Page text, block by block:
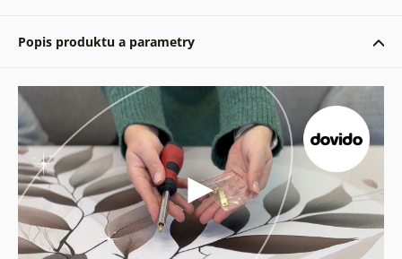
Popis produktu a parametry